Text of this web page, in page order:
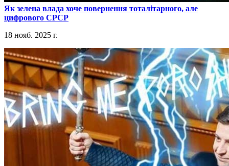
​Як зелена влада хоче повернення тоталітарного, але
цифрового СРСР
18 нояб. 2025 г.